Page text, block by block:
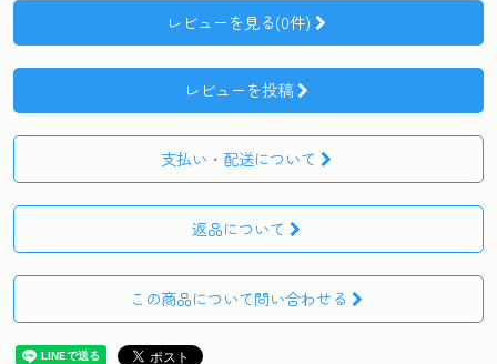
レビューを見る(0件)
レビューを投稿
支払い・配送について
返品について
この商品について問い合わせる